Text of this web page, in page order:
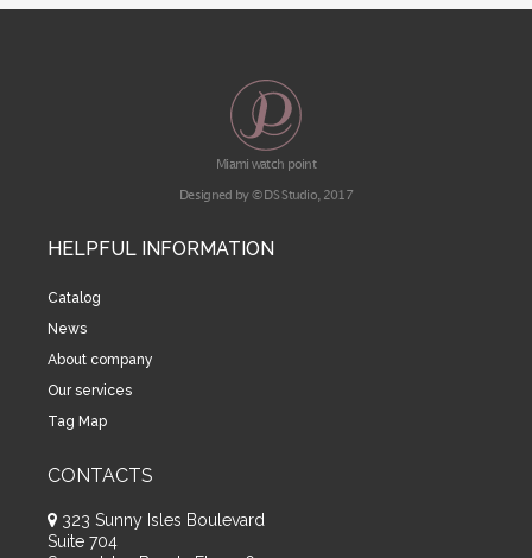
Miami watch point
Designed by © DS Studio, 2017
HELPFUL INFORMATION
Catalog
News
About company
Our services
Tag Map
CONTACTS
323 Sunny Isles Boulevard
Suite 704